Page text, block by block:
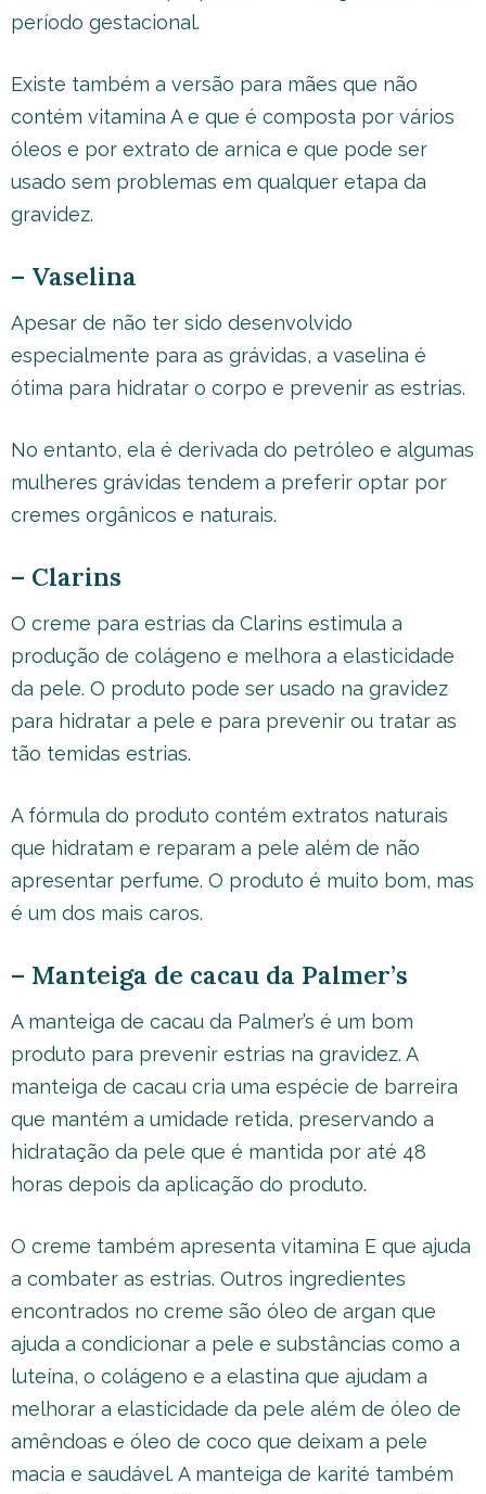
período gestacional.
Existe também a versão para mães que não
contém vitamina A e que é composta por vários
óleos e por extrato de arnica e que pode ser
usado sem problemas em qualquer etapa da
gravidez.
– Vaselina
Apesar de não ter sido desenvolvido
especialmente para as grávidas, a vaselina é
ótima para hidratar o corpo e prevenir as estrias.
No entanto, ela é derivada do petróleo e algumas
mulheres grávidas tendem a preferir optar por
cremes orgânicos e naturais.
– Clarins
O creme para estrias da Clarins estimula a
produção de colágeno e melhora a elasticidade
da pele. O produto pode ser usado na gravidez
para hidratar a pele e para prevenir ou tratar as
tão temidas estrias.
A fórmula do produto contém extratos naturais
que hidratam e reparam a pele além de não
apresentar perfume. O produto é muito bom, mas
é um dos mais caros.
– Manteiga de cacau da Palmer’s
A manteiga de cacau da Palmer’s é um bom
produto para prevenir estrias na gravidez. A
manteiga de cacau cria uma espécie de barreira
que mantém a umidade retida, preservando a
hidratação da pele que é mantida por até 48
horas depois da aplicação do produto.
O creme também apresenta vitamina E que ajuda
a combater as estrias. Outros ingredientes
encontrados no creme são óleo de argan que
ajuda a condicionar a pele e substâncias como a
luteína, o colágeno e a elastina que ajudam a
melhorar a elasticidade da pele além de óleo de
amêndoas e óleo de coco que deixam a pele
macia e saudável. A manteiga de karité também